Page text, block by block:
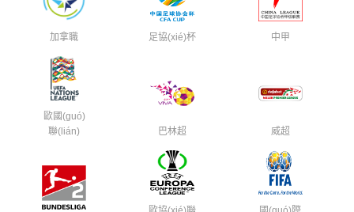
加拿職 足協(xié)杯 中甲
歐國(guó)
聯(lián)
巴林超 威超